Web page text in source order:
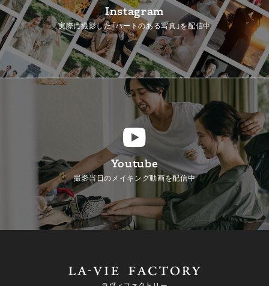
Instagram
実際に撮影した「ハートのある写真」を配信中
Youtube
撮影当日のメイキング動画を配信中